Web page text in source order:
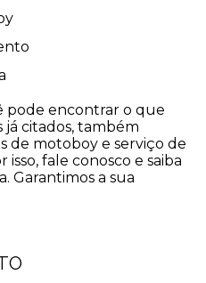
pode encontrar o que
já citados, também
de motoboy e serviço de
fale conosco e saiba
Garantimos a sua